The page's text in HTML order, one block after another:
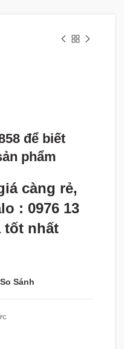
để biết
phẩm
càng rẻ,
: 0976 13
tốt nhất
So Sánh